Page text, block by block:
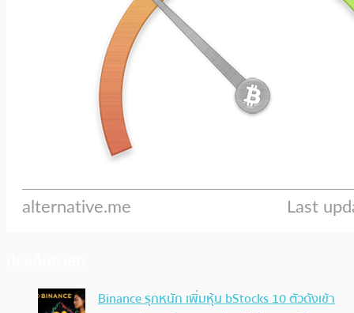
Binance รุกหนัก เพิ่มหุ้น bStocks 10 ตัวดังเข้า